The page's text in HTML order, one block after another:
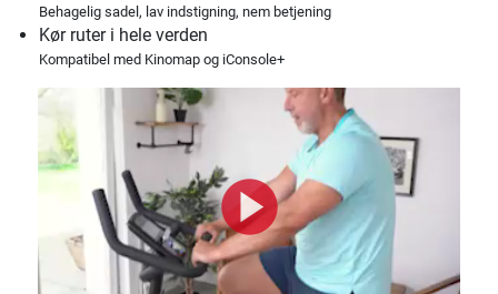
Behagelig sadel, lav indstigning, nem betjening
Kør ruter i hele verden
Kompatibel med Kinomap og iConsole+